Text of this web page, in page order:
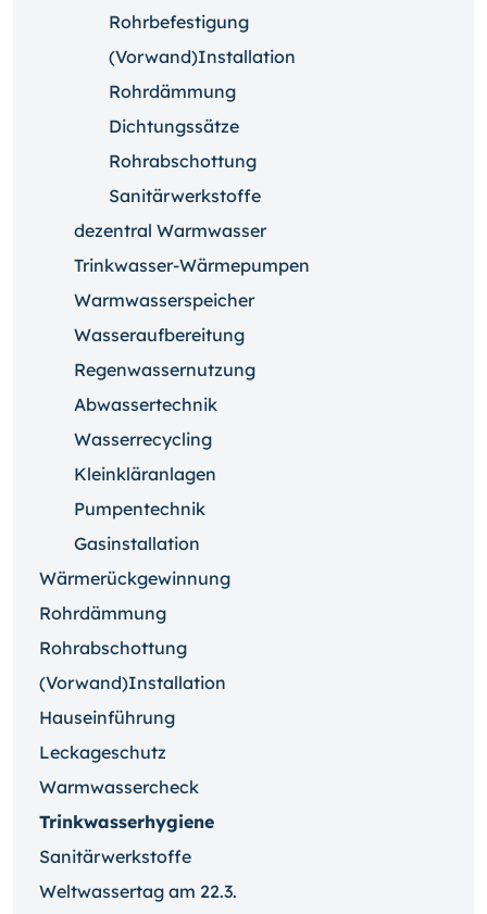
Rohrbefestigung
(Vorwand)Installation
Rohrdämmung
Dichtungssätze
Rohrabschottung
Sanitärwerkstoffe
dezentral Warmwasser
Trinkwasser-Wärmepumpen
Warmwasserspeicher
Wasseraufbereitung
Regenwassernutzung
Abwassertechnik
Wasserrecycling
Kleinkläranlagen
Pumpentechnik
Gasinstallation
Wärmerückgewinnung
Rohrdämmung
Rohrabschottung
(Vorwand)Installation
Hauseinführung
Leckageschutz
Warmwassercheck
Trinkwasserhygiene
Sanitärwerkstoffe
Weltwassertag am 22.3.